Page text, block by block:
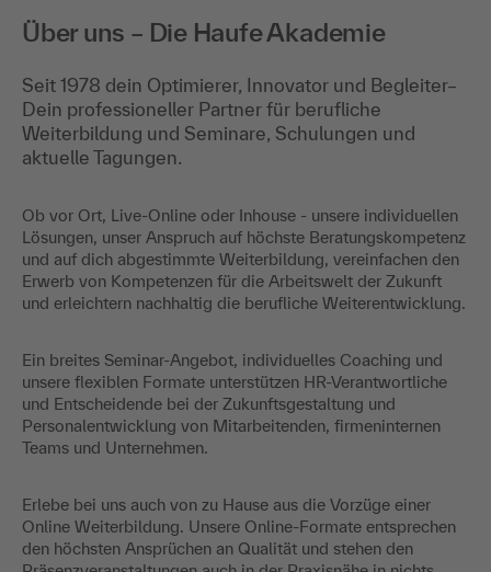
Über uns – Die Haufe Akademie
Seit 1978 dein Optimierer, Innovator und Begleiter–
Dein professioneller Partner für berufliche
Weiterbildung und Seminare, Schulungen und
aktuelle Tagungen.
Ob vor Ort, Live-Online oder Inhouse - unsere individuellen
Lösungen, unser Anspruch auf höchste Beratungskompetenz
und auf dich abgestimmte Weiterbildung, vereinfachen den
Erwerb von Kompetenzen für die Arbeitswelt der Zukunft
und erleichtern nachhaltig die berufliche Weiterentwicklung.
Ein breites Seminar-Angebot, individuelles Coaching und
unsere flexiblen Formate unterstützen HR-Verantwortliche
und Entscheidende bei der Zukunftsgestaltung und
Personalentwicklung von Mitarbeitenden, firmeninternen
Teams und Unternehmen.
Erlebe bei uns auch von zu Hause aus die Vorzüge einer
Online Weiterbildung. Unsere Online-Formate entsprechen
den höchsten Ansprüchen an Qualität und stehen den